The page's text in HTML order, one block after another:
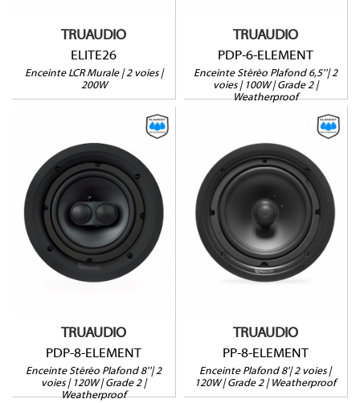
TRUAUDIO
ELITE26
Enceinte LCR Murale | 2 voies |
200W
TRUAUDIO
PDP-6-ELEMENT
Enceinte Stéréo Plafond 6,5''| 2
voies | 100W | Grade 2 |
Weatherproof
TRUAUDIO
PDP-8-ELEMENT
Enceinte Stéréo Plafond 8''| 2
voies | 120W | Grade 2 |
Weatherproof
PDP-8-ELEMENT
Weatherproof
Enceinte Stéréo
120W@8Ω
Profondeur : 101mm
TRUAUDIO
PP-8-ELEMENT
Enceinte Plafond 8'| 2 voies |
120W | Grade 2 | Weatherproof
PP-8-ELEMENT
Weatherproof
120W@8Ω
Profondeur : 101mm
Vendue à l'unité